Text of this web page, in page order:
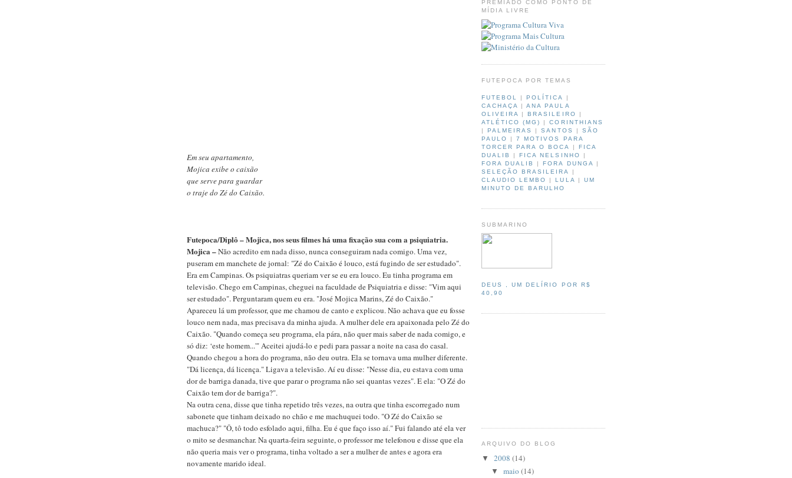
Em seu apartamento,
Mojica exibe o caixão
que serve para guardar
o traje do Zé do Caixão.
Futepoca/Diplô – Mojica, nos seus filmes há uma fixação sua com a psiquiatria.
Mojica –Não acredito em nada disso, nunca conseguiram nada comigo. Uma vez,
puseram em manchete de jornal: "Zé do Caixão é louco, está fugindo de ser estudado".
Era em Campinas. Os psiquiatras queriam ver se eu era louco. Eu tinha programa em
televisão. Chego em Campinas, cheguei na faculdade de Psiquiatria e disse: "Vim aqui
ser estudado". Perguntaram quem eu era. "José Mojica Marins, Zé do Caixão."
Apareceu lá um professor, que me chamou de canto e explicou. Não achava que eu fosse
louco nem nada, mas precisava da minha ajuda. A mulher dele era apaixonada pelo Zé do
Caixão. "Quando começa seu programa, ela pára, não quer mais saber de nada comigo, e
só diz: ‘este homem...'" Aceitei ajudá-lo e pedi para passar a noite na casa do casal.
Quando chegou a hora do programa, não deu outra. Ela se tornava uma mulher diferente.
"Dá licença, dá licença." Ligava a televisão. Aí eu disse: "Nesse dia, eu estava com uma
dor de barriga danada, tive que parar o programa não sei quantas vezes". E ela: "O Zé do
Caixão tem dor de barriga?".
Na outra cena, disse que tinha repetido três vezes, na outra que tinha escorregado num
sabonete que tinham deixado no chão e me machuquei todo. "O Zé do Caixão se
machuca?" "Ô, tô todo esfolado aqui, filha. Eu é que faço isso aí." Fui falando até ela ver
o mito se desmanchar. Na quarta-feira seguinte, o professor me telefonou e disse que ela
não queria mais ver o programa, tinha voltado a ser a mulher de antes e agora era
novamente marido ideal.
PREMIADO COMO PONTO DE
MÍDIA LIVRE
FUTEPOCA POR TEMAS
FUTEBOL |POLÍTICA
|
CACHAÇA
|ANA PAULA
OLIVEIRA
|BRASILEIRO
|
ATLÉTICO (MG)
|CORINTHIANS
|PALMEIRAS |SANTOS | SÃO
PAULO |7 MOTIVOS PARA
TORCER PARA O BOCA
| FICA
DUALIB
|FICA NELSINHO
|
FORA DUALIB
|FORA DUNGA
|
SELEÇÃO BRASILEIRA
|
CLAUDIO LEMBO
|LULA | UM
MINUTO DE BARULHO
SUBMARINO
DEUS , UM DELÍRIO POR R$
40,90
ARQUIVO DO BLOG
▼ 2008 (14)
▼ maio (14)